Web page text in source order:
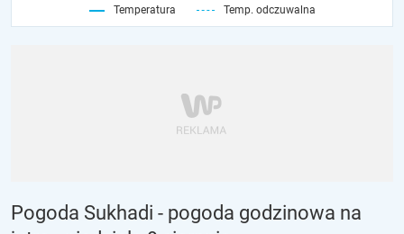
Temperatura Temp. odczuwalna
Pogoda Sukhadi - pogoda godzinowa na